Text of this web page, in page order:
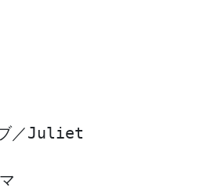
ブ／Juliet